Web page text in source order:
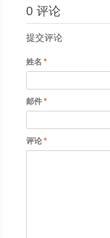
0 评论
提交评论
姓名
邮件
评论